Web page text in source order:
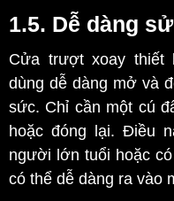
1.5. Dễ dàng
Cửa trượt xoay thiết
dùng dễ dàng mở và
sức. Chỉ cần một cú
hoặc đóng lại. Điều
người lớn tuổi hoặc
có thể dễ dàng ra vào